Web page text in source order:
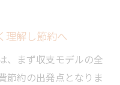
問看護経営
なコスト漏れを防
理解し節約へ
、まず収支モデルの全
節約の出発点となりま